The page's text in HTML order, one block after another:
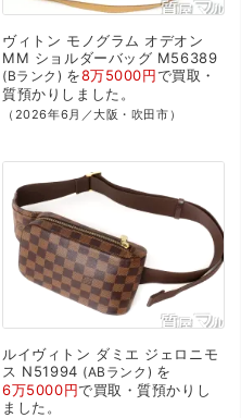
ヴィトン モノグラム オデオン
MM ショルダーバッグ M56389
Bランク を8万5000円で買取・
質預かり しました。
（2026年6月／大阪・吹田市）
ルイヴィトン ダミエ ジェロニモ
ス N51994 ABランク
を
6万5000円で買取・質預かり し
ました。